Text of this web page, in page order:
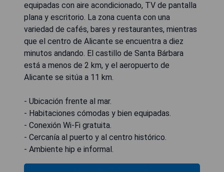
equipadas con aire acondicionado, TV de pantalla
plana y escritorio. La zona cuenta con una
variedad de cafés, bares y restaurantes, mientras
que el centro de Alicante se encuentra a diez
minutos andando. El castillo de Santa Bárbara
está a menos de 2 km, y el aeropuerto de
Alicante se sitúa a 11 km.
- Ubicación frente al mar.
- Habitaciones cómodas y bien equipadas.
- Conexión Wi-Fi gratuita.
- Cercanía al puerto y al centro histórico.
- Ambiente hip e informal.